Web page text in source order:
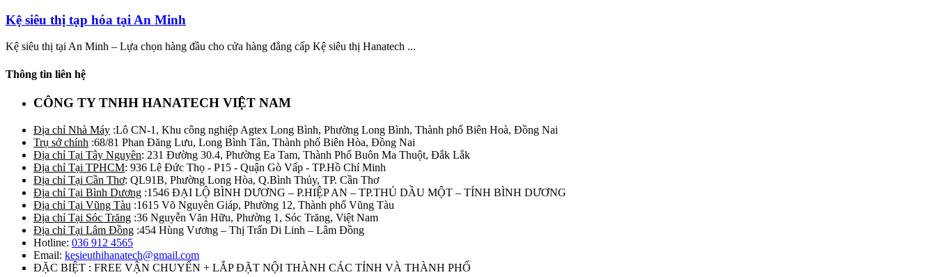
Kệ siêu thị tạp hóa tại An Minh
Kệ siêu thị tại An Minh – Lựa chọn hàng đầu cho cửa hàng đẳng cấp Kệ siêu thị Hanatech ...
Thông tin liên hệ
CÔNG TY TNHH HANATECH VIỆT NAM
Địa chỉ Nhà Máy :Lô CN-1, Khu công nghiệp Agtex Long Bình, Phường Long Bình, Thành phố Biên Hoà, Đồng Nai
Trụ sở chính :68/81 Phan Đăng Lưu, Long Bình Tân, Thành phố Biên Hòa, Đồng Nai
Địa chỉ Tại Tây Nguyên: 231 Đường 30.4, Phường Ea Tam, Thành Phố Buôn Ma Thuột, Đắk Lắk
Địa chỉ Tại TPHCM: 936 Lê Đức Thọ - P15 - Quận Gò Vấp - TP.Hồ Chí Minh
Địa chỉ Tại Cần Thơ: QL91B, Phường Long Hòa, Q.Bình Thủy, TP. Cần Thơ
Địa chỉ Tại Bình Dương :1546 ĐẠI LỘ BÌNH DƯƠNG – P.HIỆP AN – TP.THỦ DẦU MỘT – TỈNH BÌNH DƯƠNG
Địa chỉ Tại Vũng Tàu :1615 Võ Nguyên Giáp, Phường 12, Thành phố Vũng Tàu
Địa chỉ Tại Sóc Trăng :36 Nguyễn Văn Hữu, Phường 1, Sóc Trăng, Việt Nam
Địa chỉ Tại Lâm Đồng :454 Hùng Vương – Thị Trấn Di Linh – Lâm Đồng
Hotline: 036 912 4565
Email: kesieuthihanatech@gmail.com
ĐẶC BIỆT : FREE VẬN CHUYỂN + LẮP ĐẶT NỘI THÀNH CÁC TỈNH VÀ THÀNH PHỐ